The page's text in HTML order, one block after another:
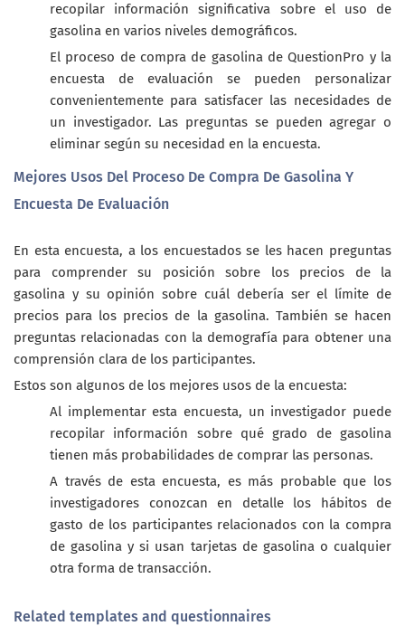
recopilar información significativa sobre el uso de
gasolina en varios niveles demográficos.
El proceso de compra de gasolina de QuestionPro y la
encuesta de evaluación se pueden personalizar
convenientemente para satisfacer las necesidades de
un investigador. Las preguntas se pueden agregar o
eliminar según su necesidad en la encuesta.
Mejores Usos Del Proceso De Compra De Gasolina Y
Encuesta De Evaluación
En esta encuesta, a los encuestados se les hacen preguntas
para comprender su posición sobre los precios de la
gasolina y su opinión sobre cuál debería ser el límite de
precios para los precios de la gasolina. También se hacen
preguntas relacionadas con la demografía para obtener una
comprensión clara de los participantes.
Estos son algunos de los mejores usos de la encuesta:
Al implementar esta encuesta, un investigador puede
recopilar información sobre qué grado de gasolina
tienen más probabilidades de comprar las personas.
A través de esta encuesta, es más probable que los
investigadores conozcan en detalle los hábitos de
gasto de los participantes relacionados con la compra
de gasolina y si usan tarjetas de gasolina o cualquier
otra forma de transacción.
Related templates and questionnaires